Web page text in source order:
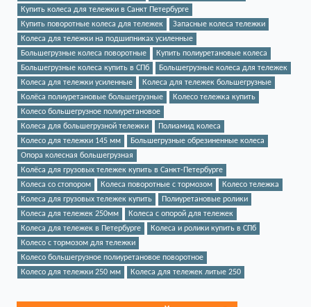
Купить колеса для тележки в Санкт Петербурге
Купить поворотные колеса для тележек
Запасные колеса тележки
Колеса для тележки на подшипниках усиленные
Большегрузные колеса поворотные
Купить полиуретановые колеса
Большегрузные колеса купить в СПб
Большегрузные колеса для тележек
Колеса для тележки усиленные
Колеса для тележек большегрузные
Колёса полиуретановые большегрузные
Колесо тележка купить
Колесо большегрузное полиуретановое
Колеса для большегрузной тележки
Полиамид колеса
Колесо для тележки 145 мм
Большегрузные обрезиненные колеса
Опора колесная большегрузная
Колёса для грузовых тележек купить в Санкт-Петербурге
Колеса со стопором
Колеса поворотные с тормозом
Колесо тележка
Колеса для грузовых тележек купить
Полиуретановые ролики
Колеса для тележек 250мм
Колеса с опорой для тележек
Колеса для тележек в Петербурге
Колеса и ролики купить в СПб
Колесо с тормозом для тележки
Колесо большегрузное полиуретановое поворотное
Колесо для тележки 250 мм
Колеса для тележек литые 250